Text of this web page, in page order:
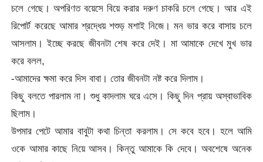
চলে গেছে। অপরিণত বয়েসে বিয়ে করার দরুণ চাকরি চলে গেছে। আর এই
রিপোর্ট করেছে আমার শ্রদ্ধেয় শশুড় মশাই নিজে। মন ভার করে বাসায় চলে
আসলাম। ইচ্ছে করছে জীবনটা শেষ করে দেই। মা আমাকে দেখে মুখ ভার
করে বলল,
-আমাদের ক্ষমা করে দিস বাবা। তোর জীবনটা নষ্ট করে দিলাম।
কিছু বলতে পারলাম না। শুধু কাদলাম ঘরে এসে। কিছু দিন প্রায় অস্বাভাবিক
ছিলাম।
উপমার পেটে আমার বাবুটা কথা চিন্তা করলাম। সে কবে হবে। হলে আমি
ওকে আমার কাছে নিয়ে আসব। কিন্তু আমাকে কি দেবে। অবশেষে অনেক